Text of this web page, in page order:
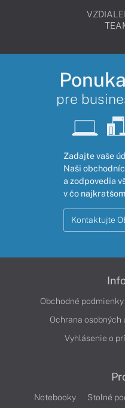
pre
Zadajte vaše
Naši
a zodpovedia
v čo
Kontaktujte
Obchodné podmienky
Ochrana osobných
Vyhlásenie o
Notebooky Stolné